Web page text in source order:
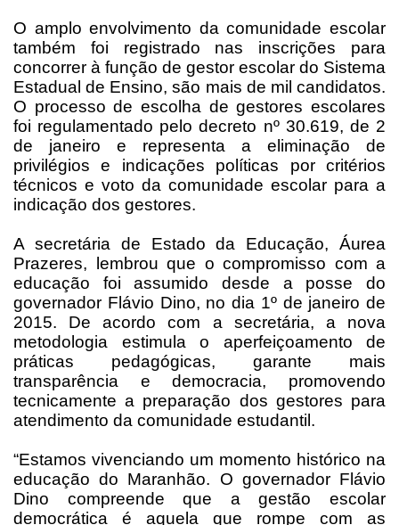
O amplo envolvimento da comunidade escolar
também foi registrado nas inscrições para
concorrer à função de gestor escolar do Sistema
Estadual de Ensino, são mais de mil candidatos.
O processo de escolha de gestores escolares
foi regulamentado pelo decreto nº 30.619, de 2
de janeiro e representa a eliminação de
privilégios e indicações políticas por critérios
técnicos e voto da comunidade escolar para a
indicação dos gestores.
A secretária de Estado da Educação, Áurea
Prazeres, lembrou que o compromisso com a
educação foi assumido desde a posse do
governador Flávio Dino, no dia 1º de janeiro de
2015. De acordo com a secretária, a nova
metodologia estimula o aperfeiçoamento de
práticas pedagógicas, garante mais
transparência e democracia, promovendo
tecnicamente a preparação dos gestores para
atendimento da comunidade estudantil.
“Estamos vivenciando um momento histórico na
educação do Maranhão. O governador Flávio
Dino compreende que a gestão escolar
democrática é aquela que rompe com as